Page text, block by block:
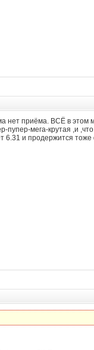
нет приёма. ВСЁ в этом
пупер-мега-крутая ,и
6.31 и продержится тоже